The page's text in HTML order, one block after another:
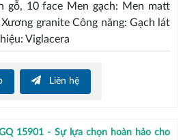
gỗ, 10 face Men gạch: Men matt
granite Công năng: Gạch lát
Viglacera
Liên hệ
15901 - Sự lựa chọn hoàn hảo cho